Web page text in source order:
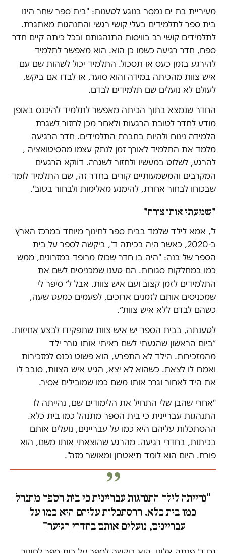
מעיריית בת ים נמסר בנוגע לטענות: "בית ספר שחר הינו
בית ספר לתלמידים בעלי קושי רגשי והתנהגות מאתגרת.
לתלמידים קושי רב בוויסות התנהגותם ובכל כיתה קיים חדר
ספח, חדר רגיעה כשמו כן הוא. הוא מאפשר לתלמיד
להירגע בזמן כעס או תסכול. התלמיד יכול לשהות שם עם
איש צוות מהכיתה במידה והוא סוער, או לבדו אם ביקש.
לעולם לא נועלים שם תלמידים לבדם.
החדר שנמצא בתוך הכיתה מאפשר לתלמיד להיכנס באופן
מודע לחדר לטובת הרגעות ולאחר מכן לחזור לשגרת
הלמידה נינוח ולהיות בחברת התלמידים. חדר הרגיעה
מלמד את התלמיד לאורך זמן לנתק עצמו מהסיטואציה ,
להרגע, לשלוט במעשיו ולחזור לשגרה. דווקא הרגעים
המקרבים והמשמעותיים קורים בחדר זה, שם התלמיד לומד
שבכוחו לבחור אחרת, להימנע מאלימות ולבחור בטוב".
"שמעתי אותו צורח"
ל', אמא לילד שלמד בבית ספר לחינוך מיוחד במרכז הארץ
ב-2020, כאשר היה בכיתה ד׳, ביקשה לספר על בית
הספר של בנה: "היה בו חדר שכולו מרופד במזרונים, ממש
כמו במחלקות סגורות. הם טענו שמכניסים לשם את
התלמידים לזמן קצוב ועם איש צוות. אבל ל׳ סיפר לי
שמכניסים אותם לזמנים ארוכים, לפעמים כמעט שעה,
כשהם לבדם ללא איש צוות״.
לטענתה, בבית הספר יש איש צוות שתפקידו לבצע אחיזות.
״ביום הראשון שהגעתי לשם ראיתי אותו גורר ילד
מהמזכירות. הילד לא התפרע, הוא פשוט נכנס למזכירות
ואמרו לו לצאת. כשהוא לא יצא, הגיע איש הצוות, סובב לו
את היד לאחור וגרר אותו משם כמו שמובילים אסיר.
"אחרי שהבן שלי התחיל את הלימודים שם, נהייתה לו
התנהגות עבריינית כי בית הספר מתנהל כמו בית כלא.
ההסתכלות עליהם היא כמו על עבריינים, נועלים אותם
בכיתות, בחדרי רגיעה. מהרגע שהוצאתי אותו משם, הוא
פורח. היום הוא לומד תיאטרון ומאושר מזה".
"נהייתה לילד התנהגות עבריינית כי בית הספר מתנהל
כמו בית כלא. ההסתכלות עליהם היא כמו על
עבריינים, נועלים אותם בחדרי רגיעה"